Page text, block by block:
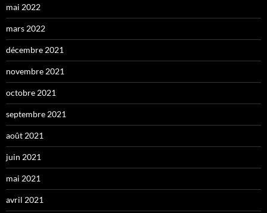
mai 2022
mars 2022
décembre 2021
novembre 2021
octobre 2021
septembre 2021
août 2021
juin 2021
mai 2021
avril 2021